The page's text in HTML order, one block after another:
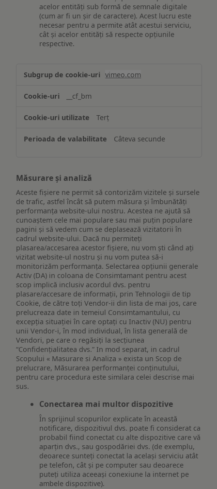
acelor entități sub formă de semnale digitale
(cum ar fi un șir de caractere). Acest lucru este
necesar pentru a permite atât acestui serviciu,
cât și acelor entități să respecte opțiunile
respective.
funcționalităților
ului
vimeo.com
__cf_bm
Terț
Câteva secunde
Măsurare și analiză
Aceste fișiere ne permit să contorizăm vizitele și sursele
de trafic, astfel încât să putem măsura și îmbunătăți
performanța website-ului nostru. Acestea ne ajută să
cunoaștem cele mai populare sau mai puțin populare
pagini și să vedem cum se deplasează vizitatorii în
cadrul website-ului. Dacă nu permiteți
plasarea/accesarea acestor fișiere, nu vom ști când ați
vizitat website-ul nostru și nu vom putea să-i
monitorizăm performanța. Selectarea opțiunii generale
Activ (DA) in coloana de Consimtamant pentru acest
scop implică inclusiv acordul dvs. pentru
plasare/accesare de informații, prin Tehnologii de tip
Cookie, de către toți Vendor-ii din lista de mai jos, care
prelucreaza date in temeiul Consimtamantului, cu
excepția situației în care optați cu Inactiv (NU) pentru
unii Vendor-i, în mod individual, în lista generală de
Vendori, pe care o regăsiți la secțiunea
“Confidențialitatea dvs.” In mod separat, in cadrul
Scopului « Masurare si Analiza » exista un Scop de
prelucrare, Măsurarea performanței conținutului,
pentru care procedura este similara celei descrise mai
sus.
Conectarea mai multor dispozitive
În sprijinul scopurilor explicate în această
notificare, dispozitivul dvs. poate fi considerat ca
probabil fiind conectat cu alte dispozitive care vă
aparțin dvs., sau gospodăriei dvs. (de exemplu,
deoarece sunteți conectat la același serviciu atât
pe telefon, cât și pe computer sau deoarece
puteți utiliza aceeași conexiune la internet pe
ambele dispozitive).